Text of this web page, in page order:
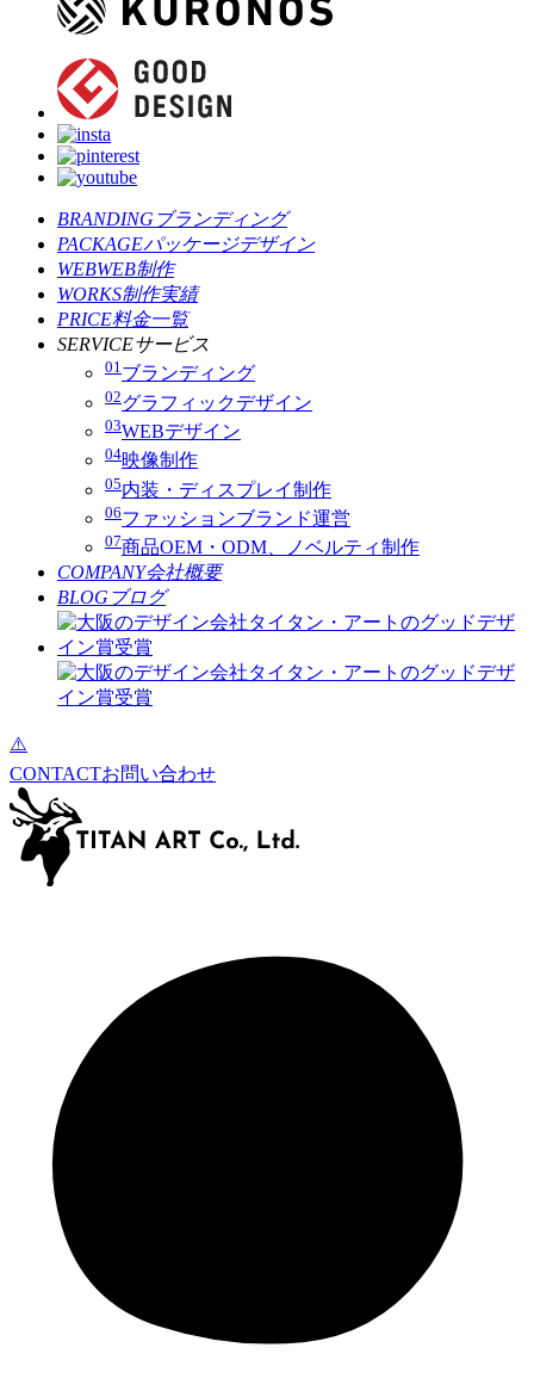
BRANDING ブランディング
PACKAGEパッケージデザイン
WEBWEB制作
WORKS制作実績
PRICE料金一覧
SERVICEサービス
01ブランディング
02グラフィックデザイン
03WEBデザイン
04映像制作
05内装・ディスプレイ制作
06ファッションブランド運営
07商品OEM・ODM、ノベルティ制作
COMPANY会社概要
BLOG ブログ
CONTACTお問い合わせ